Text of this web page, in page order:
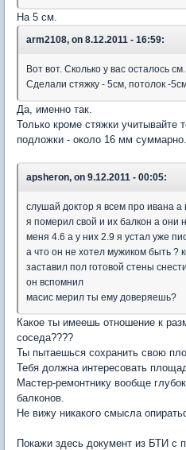
На 5 см.
arm2108, on 8.12.2011 - 16:59:
Вот вот. Сколько у вас осталось
Сделали стяжку - 5см, потолок -
Да, именно так.
Только кроме стяжки учитывайте
подложки - около 16 мм суммарно.
apsheron, on 9.12.2011 - 00:05:
слушай доктор я всем про ивана а
я померил свой и их балкон а они
меня 4.6 а у них 2.9 я устал уже
а что он не хотел мужиком быть ?
заставил пол готовой стены
он вспомнил
масис мерил ты ему доверяешь?
Какое ты имеешь отношение к
соседа????
Ты пытаешься сохранить свою
Тебя должна интересовать
Мастер-ремонтнику вообще
балконов.
Не вижу никакого смысла
Покажи здесь документ из БТИ с